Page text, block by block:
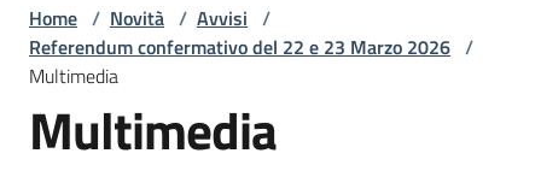
Amministrazione
Menu selezionato
Home / Novità / Avvisi /
Referendum confermativo del 22 e 23 Marzo 2026 /
Multimedia
Multimedia